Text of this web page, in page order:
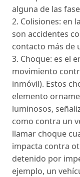
alguna de las
2. Colisiones: en
son accidentes
contacto más de
3. Choque: es el
movimiento
inmóvil). Estos
elemento
luminosos,
como contra un
llamar choque
impacta contra
detenido por
ejemplo, un